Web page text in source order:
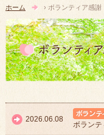
ホーム › ボランティア感謝
2026.06.08
ボラン